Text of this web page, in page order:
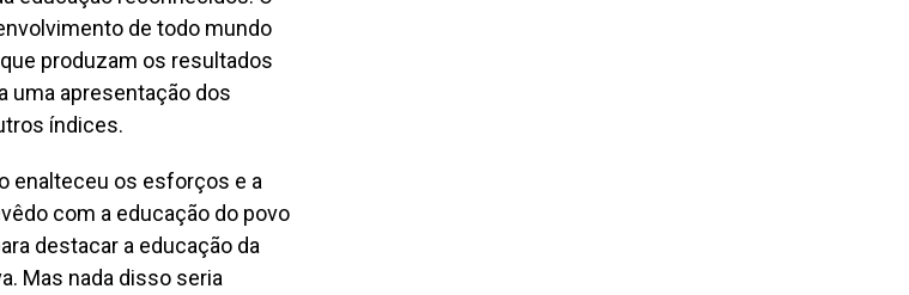
de todo mundo
produzam os resultados
uma apresentação dos
índices.
enalteceu os esforços e a
com a educação do povo
destacar a educação da
Mas nada disso seria